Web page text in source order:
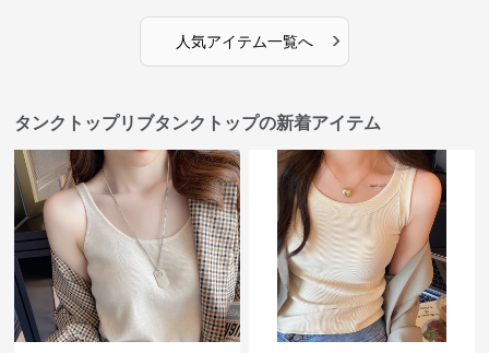
人気アイテム一覧へ ›
タンクトップリブタンクトップの新着アイテム